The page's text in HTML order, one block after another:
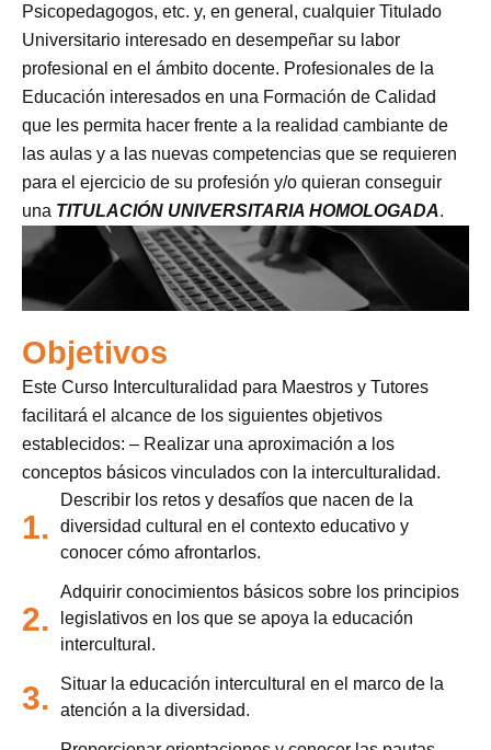
Psicopedagogos, etc. y, en general, cualquier Titulado
Universitario interesado en desempeñar su labor
profesional en el ámbito docente. Profesionales de la
Educación interesados en una Formación de Calidad
que les permita hacer frente a la realidad cambiante de
las aulas y a las nuevas competencias que se requieren
para el ejercicio de su profesión y/o quieran conseguir
una TITULACIÓN UNIVERSITARIA HOMOLOGADA.
Objetivos
Este Curso Interculturalidad para Maestros y Tutores
facilitará el alcance de los siguientes objetivos
establecidos: – Realizar una aproximación a los
conceptos básicos vinculados con la interculturalidad.
1.
Describir los retos y desafíos que nacen de la
diversidad cultural en el contexto educativo y
conocer cómo afrontarlos.
2.
Adquirir conocimientos básicos sobre los principios
legislativos en los que se apoya la educación
intercultural.
3.
Situar la educación intercultural en el marco de la
atención a la diversidad.